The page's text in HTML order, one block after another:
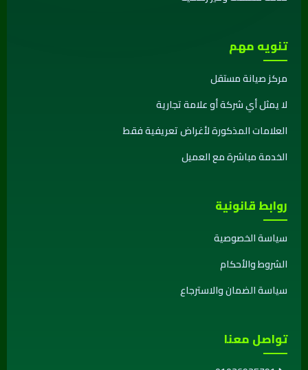
تنويه مهم
مركز صيانة مستقل
لا يمثل أي شركة أو علامة تجارية
العلامات المذكورة لأغراض تعريفية فقط
الخدمة مباشرة مع العميل
روابط قانونية
سياسة الخصوصية
الشروط والأحكام
سياسة الضمان والاسترجاع
تواصل معنا